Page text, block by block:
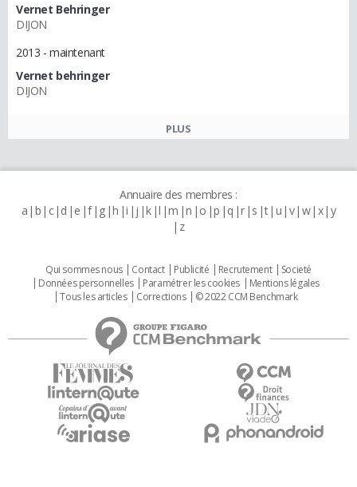
Vernet Behringer
DIJON
2013 - maintenant
Vernet behringer
DIJON
PLUS
Annuaire des membres :
a b c d e f g h i j k l m n o p q r s t u v w x y
z
Qui sommes nous Contact Publicité Recrutement
Societé
Données personnelles
Paramétrer les cookies
Mentions légales
Tous les articles
Corrections © 2022 CCM Benchmark